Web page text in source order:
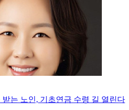
받는 노인, 기초연금 수령 길 열린다